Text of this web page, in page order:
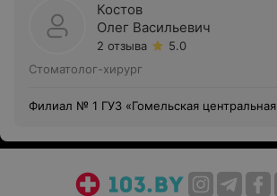
Костов
Олег Васильевич
2 отзыва
5.0
Стоматолог-хирург
Филиал № 1 ГУЗ «Гомельская центральная